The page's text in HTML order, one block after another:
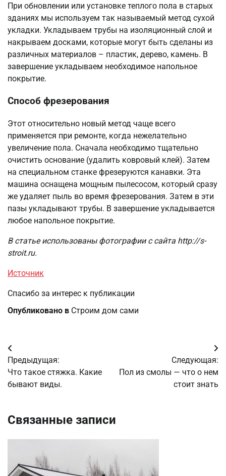
При обновлении или установке теплого пола в старых
зданиях мы используем так называемый метод сухой
укладки. Укладываем трубы на изоляционный слой и
накрываем досками, которые могут быть сделаны из
различных материалов – пластик, дерево, камень. В
завершение укладываем необходимое напольное
покрытие.
Способ фрезерования
Этот относительно новый метод чаще всего
применяется при ремонте, когда нежелательно
увеличение пола. Сначала необходимо тщательно
очистить основание (удалить ковровый клей). Затем
на специальном станке фрезеруются канавки. Эта
машина оснащена мощным пылесосом, который сразу
же удаляет пыль во время фрезерования. Затем в эти
пазы укладывают трубы. В завершение укладывается
любое напольное покрытие.
В статье использованы фотографии с сайта http://s-
stroit.ru.
Источник
Спасибо за интерес к публикации
Опубликовано в Строим дом сами
Навигация
по
записям
Предыдущая:
Что такое стяжка. Какие
бывают виды.
Следующая:
Пол из смолы — что о нем
стоит знать
Связанные записи